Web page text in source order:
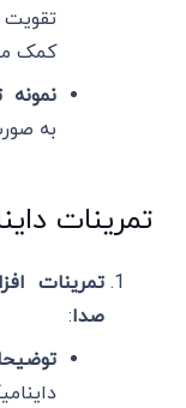
کمک
نمونه
به
تمرینات
تمرینات
صدا: